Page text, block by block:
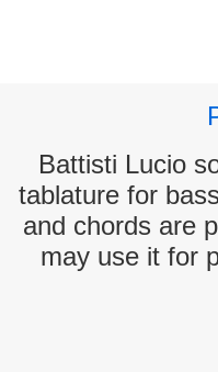
Battisti Lucio
tablature for
and chords are
may use it for